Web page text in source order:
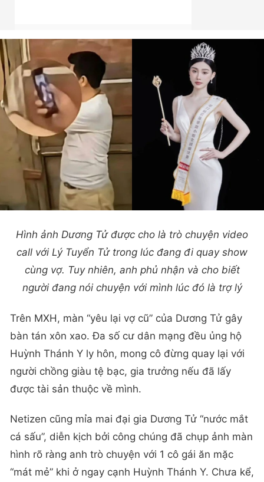
Hình ảnh Dương Tử được cho là trò chuyện video
call với Lý Tuyển Tử trong lúc đang đi quay show
cùng vợ. Tuy nhiên, anh phủ nhận và cho biết
người đang nói chuyện với mình lúc đó là trợ lý
Trên MXH, màn “yêu lại vợ cũ” của Dương Tử gây
bàn tán xôn xao. Đa số cư dân mạng đều ủng hộ
Huỳnh Thánh Y ly hôn, mong cô đừng quay lại với
người chồng giàu tệ bạc, gia trưởng nếu đã lấy
được tài sản thuộc về mình.
Netizen cũng mỉa mai đại gia Dương Tử “nước mắt
cá sấu”, diễn kịch bởi công chúng đã chụp ảnh màn
hình rõ ràng anh trò chuyện với 1 cô gái ăn mặc
“mát mẻ” khi ở ngay cạnh Huỳnh Thánh Y. Chưa kể,